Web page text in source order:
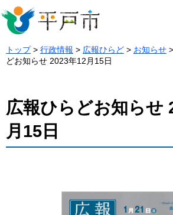
トップ> 行政情報 > 広報ひらど > お知らせ >
どお知らせ 2023年12月15日
広報ひらどお知らせ
月15日